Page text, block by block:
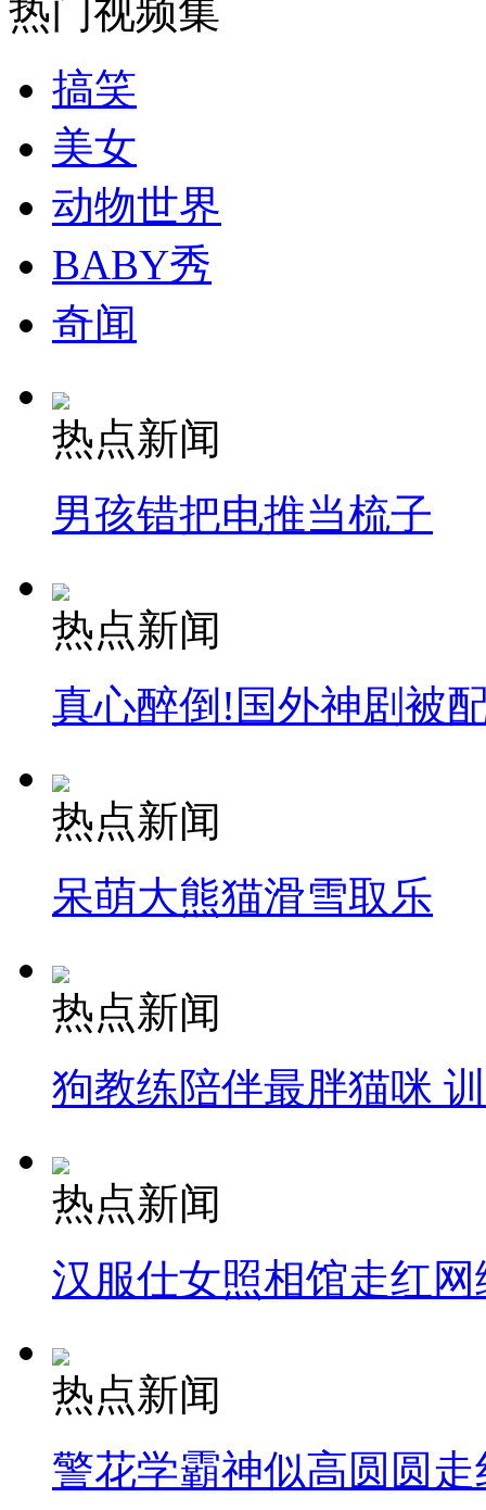
热门视频集
搞笑
美女
动物世界
BABY秀
奇闻
热点新闻
男孩错把电推当梳子
热点新闻
真心醉倒!国外神剧被
热点新闻
呆萌大熊猫滑雪取乐
热点新闻
狗教练陪伴最胖猫咪
热点新闻
汉服仕女照相馆走红网
热点新闻
警花学霸神似高圆圆走